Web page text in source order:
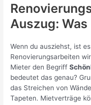
Auszug:
Wenn du ausziehst, ist
Renovierungsarbeiten
Mieter den Begriff
bedeutet das genau?
das Streichen von
Tapeten. Mietverträge